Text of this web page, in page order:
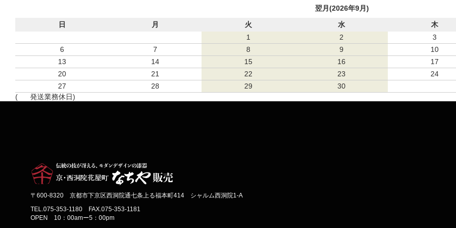
翌月(2026年9月)
日
月 火 水 木
1
2 3
6
7 8 9 10
13
14 15 16 17
20
21 22 23 24
27
28 29
30
(
発送業務休日)
〒600-8320 京都市下京区西洞院通七条上る福本町414 シャルム西洞院1-A
TEL.075-353-1180 FAX.075-353-1181
OPEN 10：00amー5：00pm